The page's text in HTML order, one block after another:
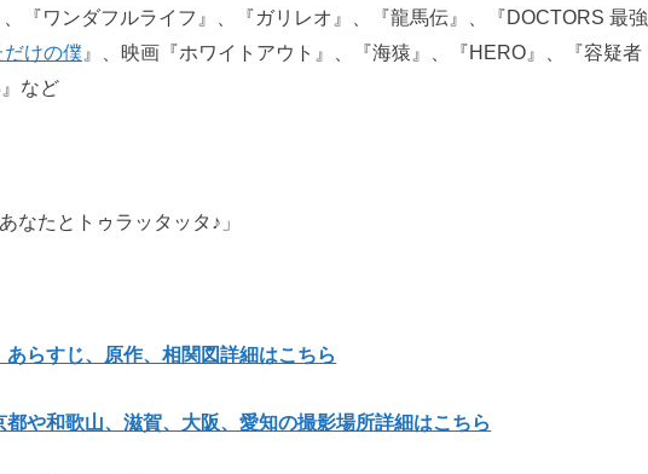
『ワンダフルライフ』、『ガリレオ』、『龍馬伝』、『DOCTORS 最強
だけの僕 』、映画『ホワイトアウト』、『海猿』、『HERO』、『容疑者
など
なたとトゥラッタッタ♪」
あらすじ、原作、相関図詳細はこちら
都や和歌山、滋賀、大阪、愛知の撮影場所詳細はこちら